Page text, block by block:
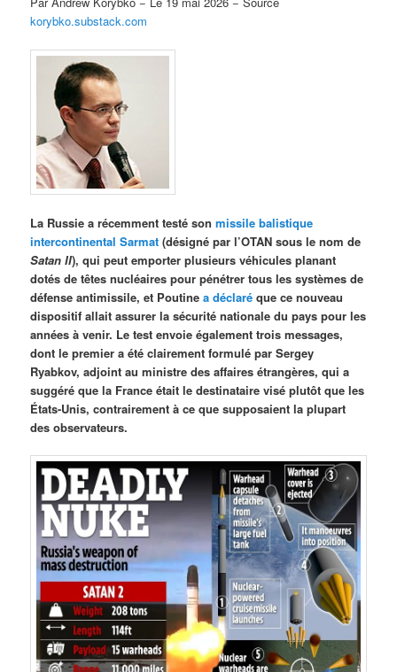
korybko.substack.com
La Russie a récemment testé sonmissile balistique
intercontinental Sarmat (désigné par l’OTAN sous le nom de
Satan II), qui peut emporter plusieurs véhicules planant
dotés de têtes nucléaires pour pénétrer tous les systèmes de
défense antimissile, et Poutinea déclaré que ce nouveau
dispositif allait assurer la sécurité nationale du pays pour les
années à venir. Le test envoie également trois messages,
dont le premier a été clairement formulé par Sergey
Ryabkov, adjoint au ministre des affaires étrangères, qui a
suggéré que la France était le destinataire visé plutôt que les
États-Unis, contrairement à ce que supposaient la plupart
des observateurs.